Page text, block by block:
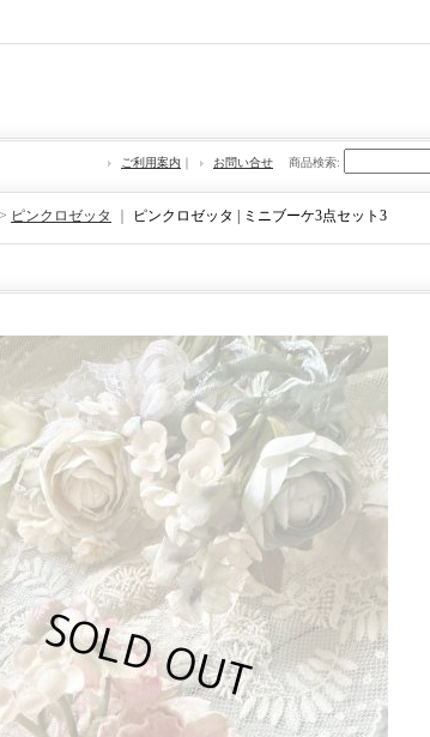
ご利用案内 ｜ お問い合せ 商品検索:
ピンクロゼッタ ピンクロゼッタ | ミニブーケ3点セット3